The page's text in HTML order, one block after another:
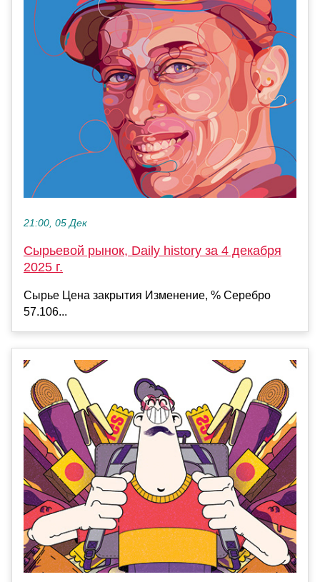
21:00, 05 Дек
Сырьевой рынок, Daily history за 4 декабря
2025 г.
Сырье Цена закрытия Изменение, % Серебро
57.106...